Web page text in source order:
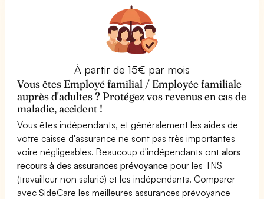
À partir de 15€ par mois
Vous êtes Employé familial / Employée familiale
auprès d'adultes ? Protégez vos revenus en cas de
maladie, accident !
Vous êtes indépendants, et généralement les aides de
votre caisse d'assurance ne sont pas très importantes
voire négligeables. Beaucoup d'indépendants ontalors
recours à des assurances prévoyance pour les TNS
(travailleur non salarié) et les indépendants. Comparer
avec SideCare les meilleures assurances prévoyance